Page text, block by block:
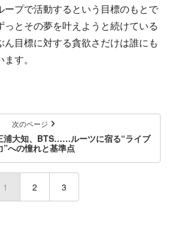
ープで活動するという目標のもとで
っとその夢を叶えようと続けている
目標に対する貪欲さだけは誰にも
す。
次のページ
浦大知、BTS……ルーツに宿る“ライブ
”への憧れと基準点
1 (current)
2 3